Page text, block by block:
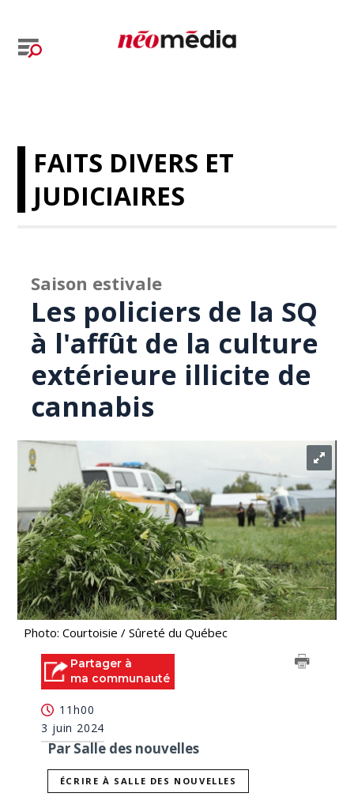
FAITS DIVERS ET
JUDICIAIRES
Saison estivale
Les policiers de la SQ
à l'affût de la culture
extérieure illicite de
cannabis
Photo: Courtoisie / Sûreté du Québec
Partager à
ma communauté
11h00
3 juin 2024
Par Salle des nouvelles
ÉCRIRE À SALLE DES NOUVELLES